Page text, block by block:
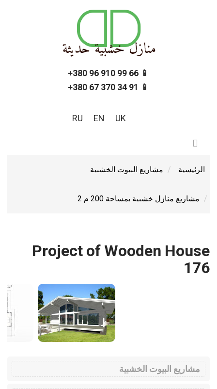
📱 66 99 910 96 380+
📱 91 34 370 67 380+
UK
EN
RU
الرئيسية مشاريع البيوت الخشبية
مشاريع منازل خشبية بمساحة 200 م 2
Project of Wooden House
176
مشاريع البيوت الخشبية